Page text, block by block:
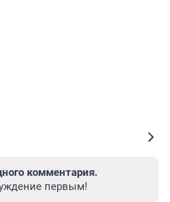
комментария.
первым!